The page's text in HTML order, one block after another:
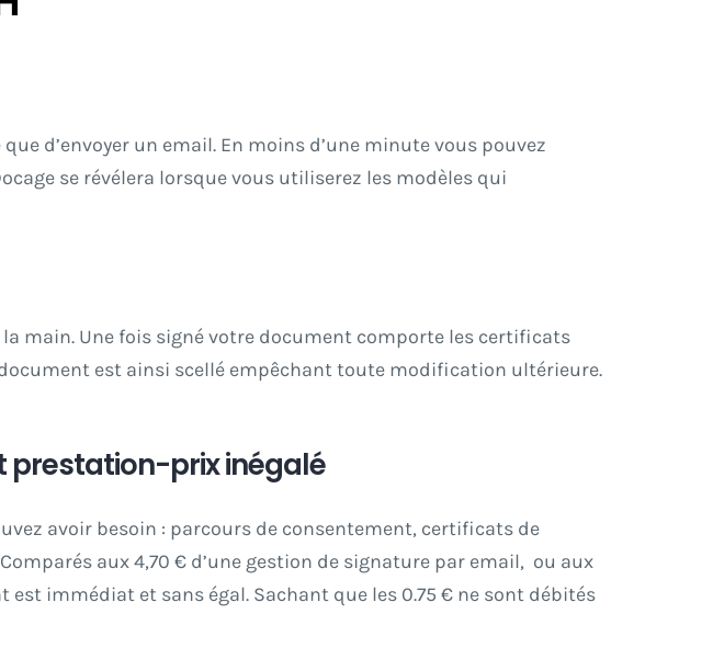
d’envoyer un email. En moins d’une minute vous pouvez
se révélera lorsque vous utiliserez les modèles qui
main. Une fois signé votre document comporte les certificats
est ainsi scellé empêchant toute modification ultérieure.
prestation-prix inégalé
avoir besoin : parcours de consentement, certificats de
aux 4,70 € d’une gestion de signature par email, ou aux
immédiat et sans égal. Sachant que les 0.75 € ne sont débités